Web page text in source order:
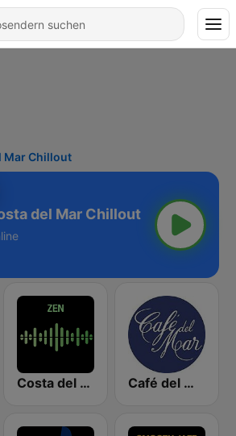
Mar Chillout
del Mar Chillout
Costa del Mar Zen Café del Mar Chill